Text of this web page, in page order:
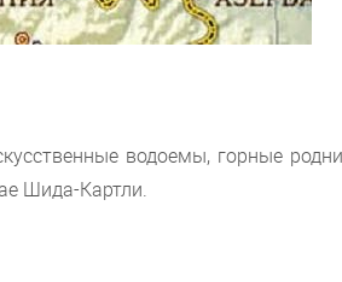
водоемы, горные
Шида-Картли.